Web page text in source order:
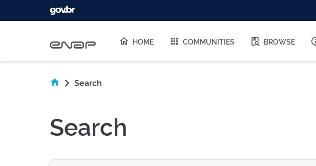
HOME COMMUNITIES BROWSE
Search
Search